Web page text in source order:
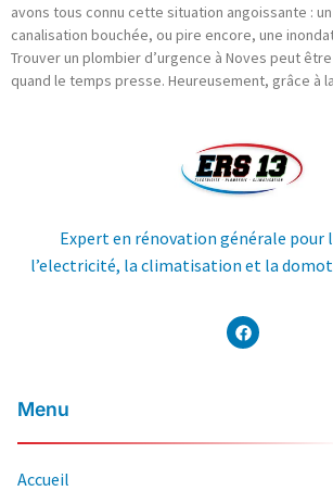
avons tous connu cette situation angoissante :
canalisation bouchée, ou pire encore, une
Trouver un plombier d’urgence à Noves peut
quand le temps presse. Heureusement, grâce à
Expert en rénovation générale pour
l’electricité, la climatisation et la
Menu
Accueil